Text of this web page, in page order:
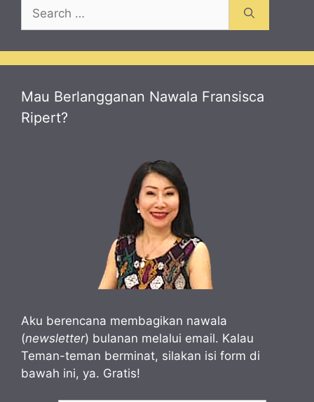
Search
for:
Mau Berlangganan Nawala Fransisca
Ripert?
Aku berencana membagikan nawala
(newsletter) bulanan melalui email. Kalau
Teman-teman berminat, silakan isi form di
bawah ini, ya. Gratis!